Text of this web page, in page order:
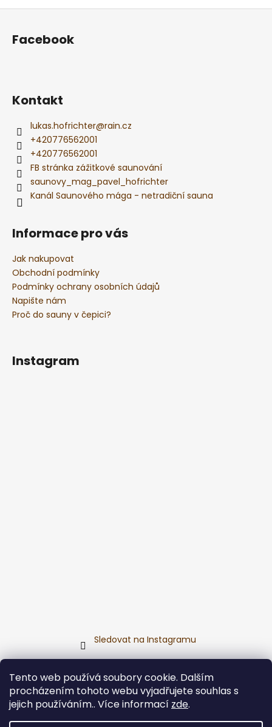
Tento web používá soubory cookie. Dalším
procházením tohoto webu vyjadřujete souhlas s
jejich používáním.. Více informací zde.
Z
Facebook
Kontakt
lukas.hofrichter@rain.cz
+420776562001
+420776562001
FB stránka zážitkové saunování
saunovy_mag_pavel_hofrichter
Kanál Saunového mága - netradiční sauna
Informace pro vás
Jak nakupovat
Obchodní podmínky
Podmínky ochrany osobních údajů
Napište nám
Proč do sauny v čepici?
Instagram
Sledovat na Instagramu
Přijímáme online platby